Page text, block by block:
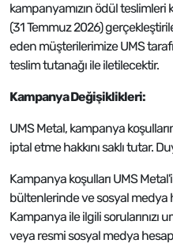
kampanyamızın ödül
(31 Temmuz 2026)
eden müşterilerimize UMS
teslim tutanağı ile iletilecektir.
Kampanya Değişiklikleri:
UMS Metal, kampanya
iptal etme hakkını saklı tutar.
Kampanya koşulları UMS
bültenlerinde ve sosyal medya
Kampanya ile ilgili sorularınızı
veya resmi sosyal medya